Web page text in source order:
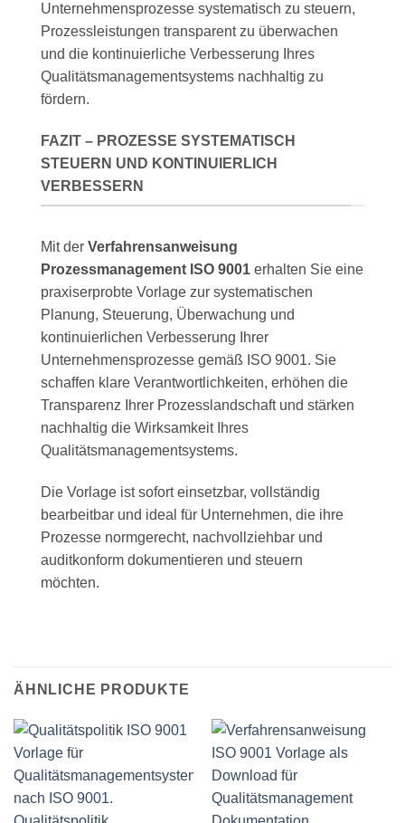
Unternehmensprozesse systematisch zu steuern,
Prozessleistungen transparent zu überwachen
und die kontinuierliche Verbesserung Ihres
Qualitätsmanagementsystems nachhaltig zu
fördern.
FAZIT – PROZESSE SYSTEMATISCH
STEUERN UND KONTINUIERLICH
VERBESSERN
Mit der Verfahrensanweisung
Prozessmanagement ISO 9001 erhalten Sie eine
praxiserprobte Vorlage zur systematischen
Planung, Steuerung, Überwachung und
kontinuierlichen Verbesserung Ihrer
Unternehmensprozesse gemäß ISO 9001. Sie
schaffen klare Verantwortlichkeiten, erhöhen die
Transparenz Ihrer Prozesslandschaft und stärken
nachhaltig die Wirksamkeit Ihres
Qualitätsmanagementsystems.
Die Vorlage ist sofort einsetzbar, vollständig
bearbeitbar und ideal für Unternehmen, die ihre
Prozesse normgerecht, nachvollziehbar und
auditkonform dokumentieren und steuern
möchten.
ÄHNLICHE PRODUKTE